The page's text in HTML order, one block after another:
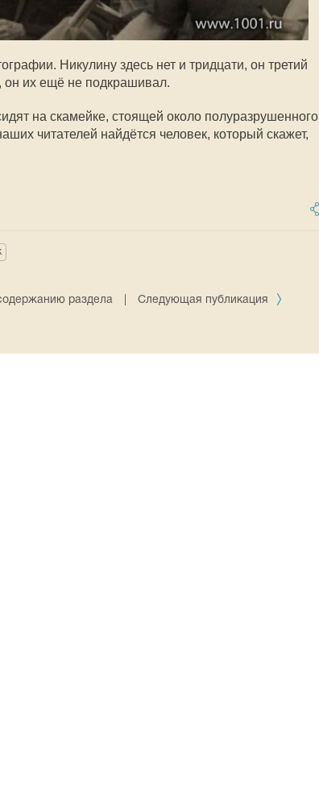
Никулину здесь нет и тридцати, он третий
их ещё не подкрашивал.
на скамейке, стоящей около полуразрушенного
читателей найдётся человек, который скажет,
раздела Следующая публикация